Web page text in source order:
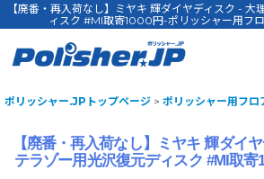
【廃番・再入荷なし】ミヤキ 輝ダイヤディスク - 大
ィスク #MI取寄1000円-ポリッシャー用フ
ポリッシャー.JPトップページ > ポリッシャー用フロ
【廃番・再入荷なし】ミヤキ 輝ダイ
テラゾー用光沢復元ディスク #MI取寄